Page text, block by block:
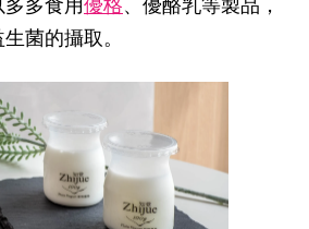
多食用優格、優酪乳等製品，
菌的攝取。